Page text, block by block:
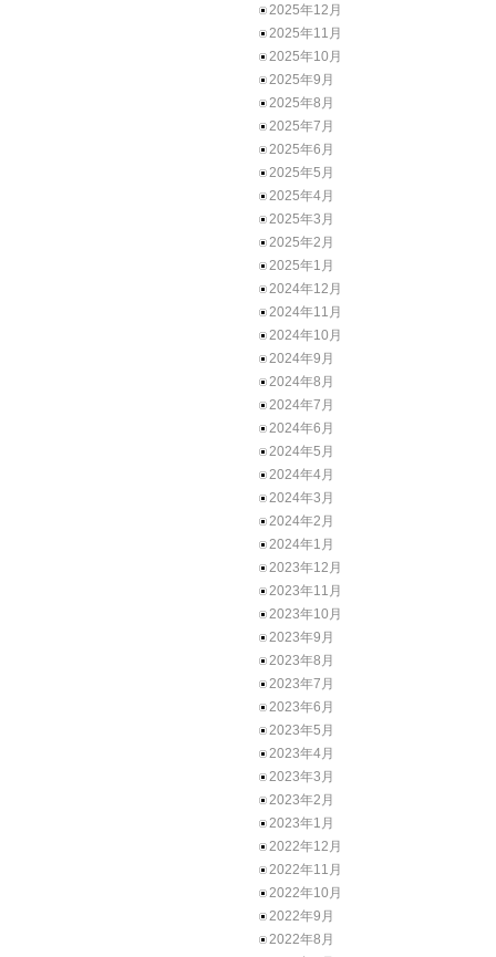
2025年12月
2025年11月
2025年10月
2025年9月
2025年8月
2025年7月
2025年6月
2025年5月
2025年4月
2025年3月
2025年2月
2025年1月
2024年12月
2024年11月
2024年10月
2024年9月
2024年8月
2024年7月
2024年6月
2024年5月
2024年4月
2024年3月
2024年2月
2024年1月
2023年12月
2023年11月
2023年10月
2023年9月
2023年8月
2023年7月
2023年6月
2023年5月
2023年4月
2023年3月
2023年2月
2023年1月
2022年12月
2022年11月
2022年10月
2022年9月
2022年8月